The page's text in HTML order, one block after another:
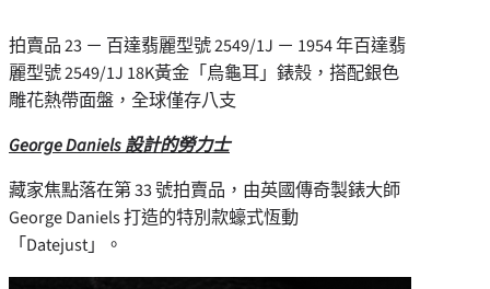
拍賣品 23 － 百達翡麗型號 2549/1J － 1954 年百達翡
麗型號 2549/1J 18K黃金「烏龜耳」錶殼，搭配銀色
雕花熱帶面盤，全球僅存八支
George Daniels 設計的勞力士
藏家焦點落在第 33 號拍賣品，由英國傳奇製錶大師
George Daniels 打造的特別款蠔式恆動
「Datejust」。